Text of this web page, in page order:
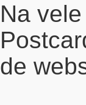
Na
de